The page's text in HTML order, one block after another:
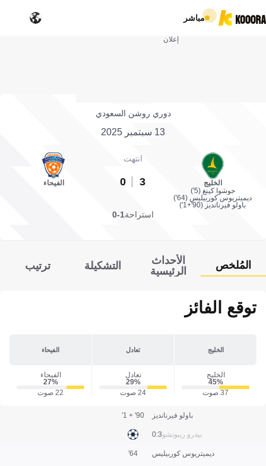
مباشر
إعلان
دوري روشن السعودي
13 سبتمبر 2025
الخليج
جوشوا كينغ (5')
ديميتريوس كوربيليس (64')
باولو فيرنانديز (90'+1')
انتهت
3
0 الفيحاء
استراحة1-0
المُلخص
الأحداث
الرئيسية
التشكيلة ترتيب
توقع الفائز
الخليج تعادل الفيحاء
الخليج
45‎%‎
37 صوت
تعادل
29‎%‎
24 صوت
الفيحاء
27‎%‎
22 صوت
باولو فيرنانديز
بيدرو ريبوتشو3:0
90' + 1'
ديميتريوس كوربيليس 64'